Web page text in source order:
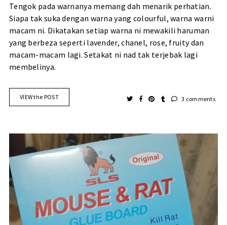
Tengok pada warnanya memang dah menarik perhatian.
Siapa tak suka dengan warna yang colourful, warna warni
macam ni. Dikatakan setiap warna ni mewakili haruman
yang berbeza seperti lavender, chanel, rose, fruity dan
macam-macam lagi. Setakat ni nad tak terjebak lagi
membelinya.
VIEW the POST 3 comments